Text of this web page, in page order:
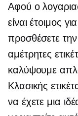
Αφού ο
είναι έτοιμος
προσθέσετε
αμέτρητες
καλύψουμε
Κλασικής
να έχετε μια